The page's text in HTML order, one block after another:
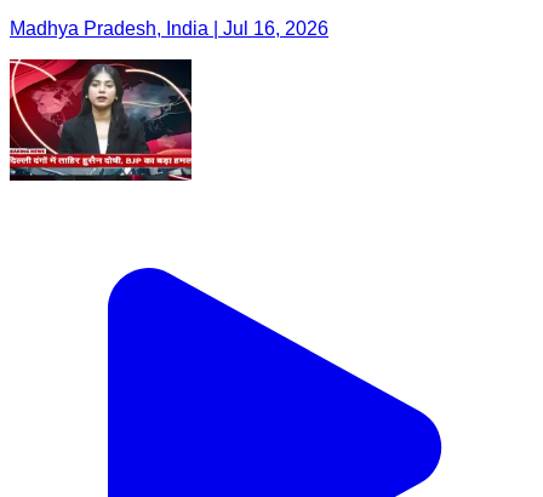
Madhya Pradesh, India | Jul 16, 2026